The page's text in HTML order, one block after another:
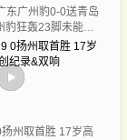
东广州豹0-0送青岛
豹狂轰23脚未能破
扬州取首胜 17岁高